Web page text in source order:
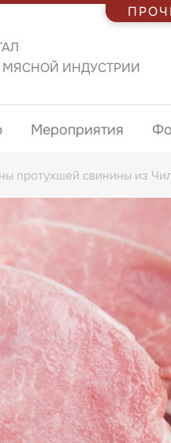
ИНДУСТРИИ
Мероприятия
протухшей свинины из